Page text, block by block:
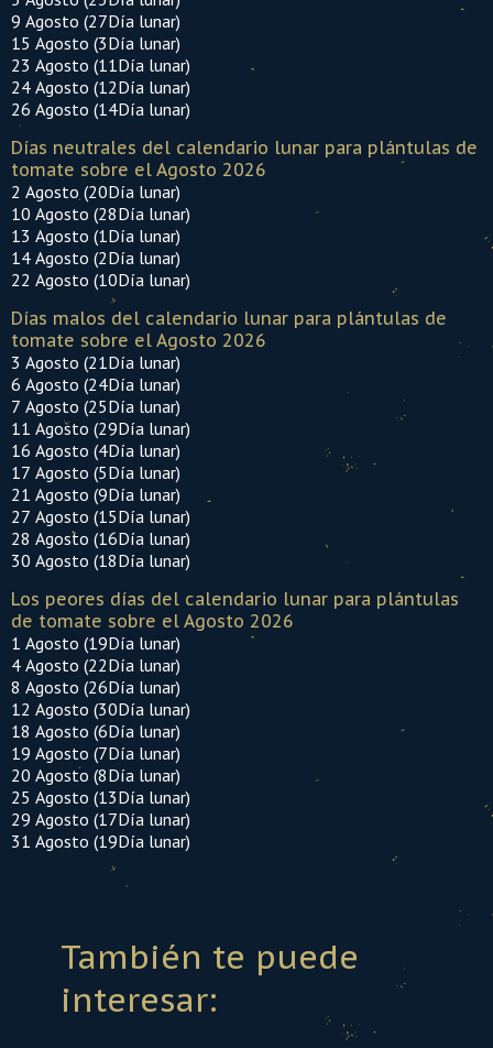
9 Agosto (27Día lunar)
15 Agosto (3Día lunar)
23 Agosto (11Día lunar)
24 Agosto (12Día lunar)
26 Agosto (14Día lunar)
Días neutrales del calendario lunar para plántulas de
tomate sobre el Agosto 2026
2 Agosto (20Día lunar)
10 Agosto (28Día lunar)
13 Agosto (1Día lunar)
14 Agosto (2Día lunar)
22 Agosto (10Día lunar)
Días malos del calendario lunar para plántulas de
tomate sobre el Agosto 2026
3 Agosto (21Día lunar)
6 Agosto (24Día lunar)
7 Agosto (25Día lunar)
11 Agosto (29Día lunar)
16 Agosto (4Día lunar)
17 Agosto (5Día lunar)
21 Agosto (9Día lunar)
27 Agosto (15Día lunar)
28 Agosto (16Día lunar)
30 Agosto (18Día lunar)
Los peores días del calendario lunar para plántulas
de tomate sobre el Agosto 2026
1 Agosto (19Día lunar)
4 Agosto (22Día lunar)
8 Agosto (26Día lunar)
12 Agosto (30Día lunar)
18 Agosto (6Día lunar)
19 Agosto (7Día lunar)
20 Agosto (8Día lunar)
25 Agosto (13Día lunar)
29 Agosto (17Día lunar)
31 Agosto (19Día lunar)
También te puede
interesar: